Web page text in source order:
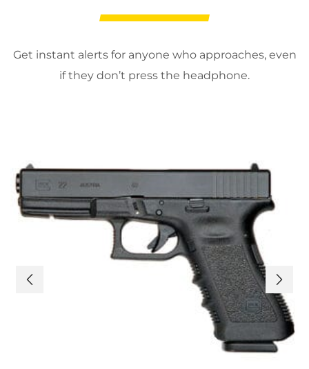
Get instant alerts for anyone who approaches, even
if they don’t press the headphone.